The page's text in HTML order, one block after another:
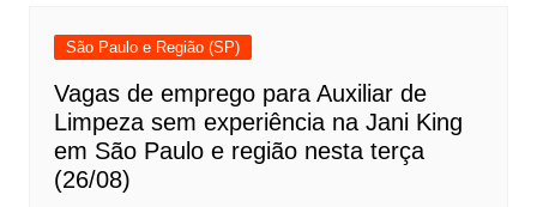
São Paulo e Região (SP)
Vagas de emprego para Auxiliar de
Limpeza sem experiência na Jani King
em São Paulo e região nesta terça
(26/08)